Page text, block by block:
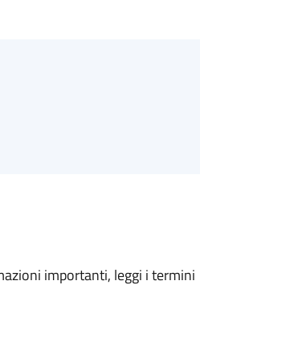
importanti, leggi i termini